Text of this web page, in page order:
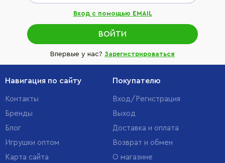
Вход с помощью EMAIL
Впервые у нас? Зарегистрироваться
Навигация по сайту
Контакты
Бренды
Блог
Игрушки оптом
Карта сайта
Покупателю
Вход/Регистрация
Выход
Доставка и оплата
Возврат и обмен
О магазине